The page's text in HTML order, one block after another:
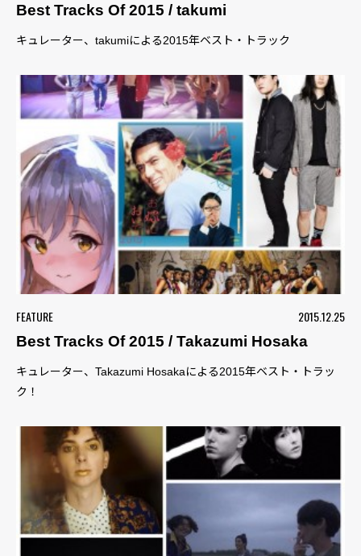
Best Tracks Of 2015 / takumi
キュレーター、takumiによる2015年ベスト・トラック
FEATURE
2015.12.25
Best Tracks Of 2015 / Takazumi Hosaka
キュレーター、Takazumi Hosakaによる2015年ベスト・トラッ
ク！